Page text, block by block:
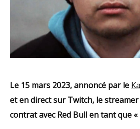
Le 15 mars 2023, annoncé par le
et en direct sur Twitch, le
contrat avec Red Bull en tant que «